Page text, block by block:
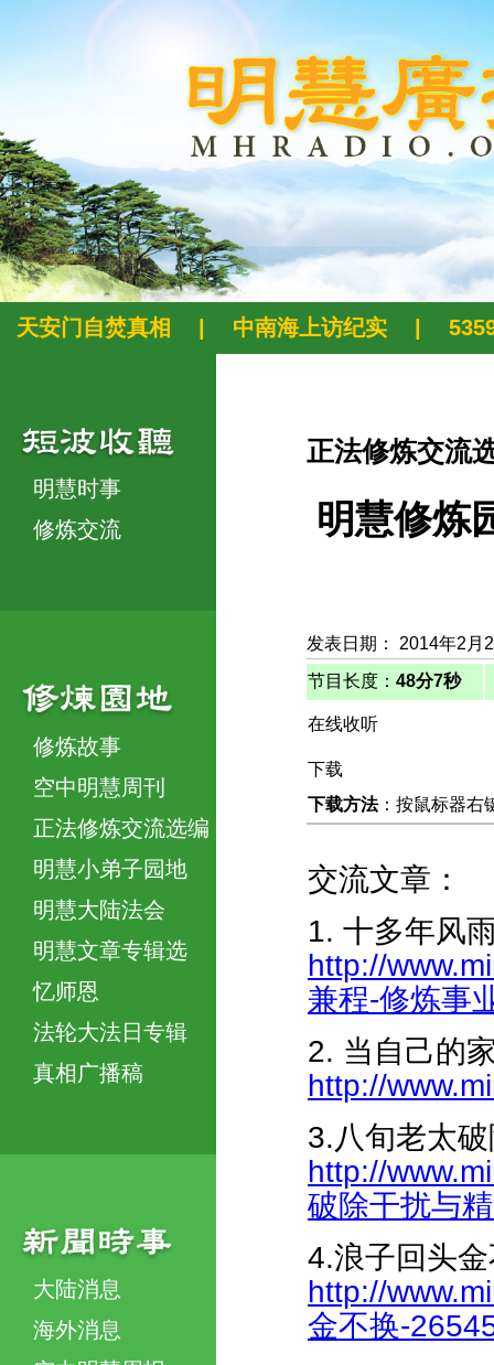
天安门自焚真相 中南海上访纪实
明慧时事
修炼交流
修炼故事
空中明慧周刊
正法修炼交流选编
明慧小弟子园地
明慧大陆法会
明慧文章专辑选
忆师恩
法轮大法日专辑
真相广播稿
大陆消息
海外消息
正法修炼交流
明慧修炼
发表日期： 2014年2月
节目长度： 48分7秒
在线收听
下载
下载方法：按鼠标器右
交流文章：
1. 十多年风
http://
兼程-修炼事
2. 当自己的
http://
3.八旬老太
http://
破除干扰与
4.浪子回头
http://
金不换-